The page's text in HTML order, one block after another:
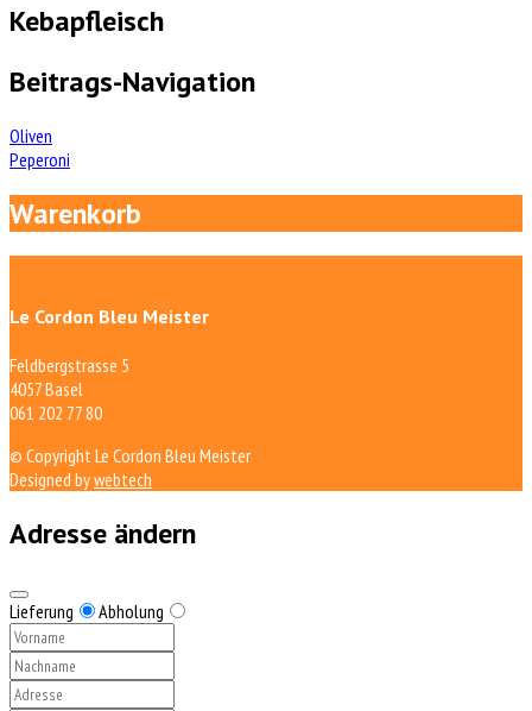
Kebapfleisch
Beitrags-Navigation
Oliven
Peperoni
Warenkorb
Le Cordon Bleu Meister
Feldbergstrasse 5
4057 Basel
061 202 77 80
© Copyright Le Cordon Bleu Meister
Designed bywebtech
Adresse ändern
Lieferung Abholung